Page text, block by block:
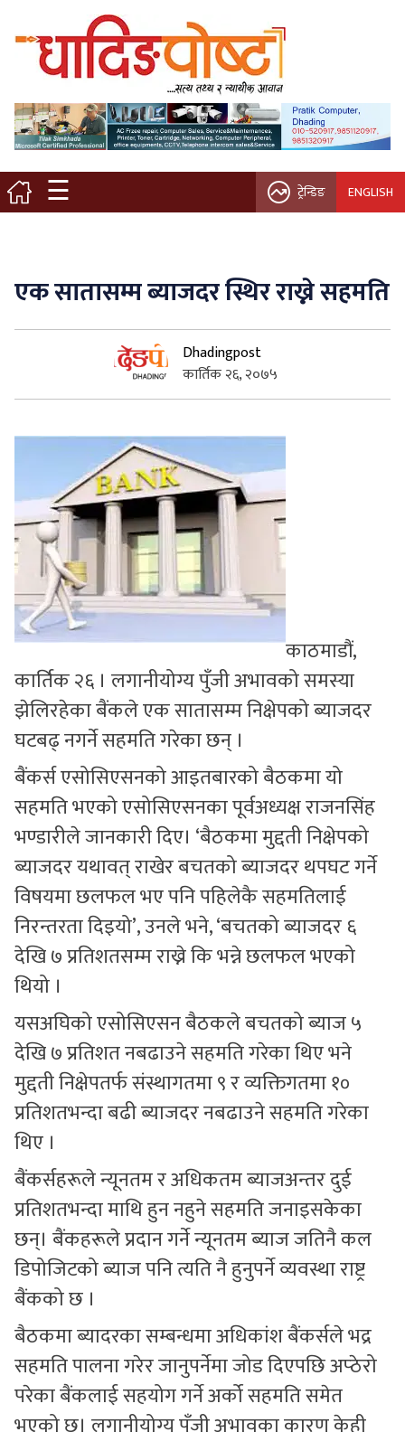
☰
मुख्य पृष्ठ
स्थानीय समाचार
विचार / ब्लग
नगर/गाउँ पालिका
प्रवास
सुचनाहरु
भिडियो
ट्रेन्डिङ ENGLISH
एक सातासम्म ब्याजदर स्थिर राख्ने सहमति
Dhadingpost
कार्तिक २६, २०७५
काठमाडौं,
कार्तिक २६ । लगानीयोग्य पुँजी अभावको समस्या
झेलिरहेका बैंकले एक सातासम्म निक्षेपको ब्याजदर
घटबढ् नगर्ने सहमति गरेका छन् ।
बैंकर्स एसोसिएसनको आइतबारको बैठकमा यो
सहमति भएको एसोसिएसनका पूर्वअध्यक्ष राजनसिंह
भण्डारीले जानकारी दिए। ‘बैठकमा मुद्दती निक्षेपको
ब्याजदर यथावत् राखेर बचतको ब्याजदर थपघट गर्ने
विषयमा छलफल भए पनि पहिलेकै सहमतिलाई
निरन्तरता दिइयो’, उनले भने, ‘बचतको ब्याजदर ६
देखि ७ प्रतिशतसम्म राख्ने कि भन्ने छलफल भएको
थियो ।
यसअघिको एसोसिएसन बैठकले बचतको ब्याज ५
देखि ७ प्रतिशत नबढाउने सहमति गरेका थिए भने
मुद्दती निक्षेपतर्फ संस्थागतमा ९ र व्यक्तिगतमा १०
प्रतिशतभन्दा बढी ब्याजदर नबढाउने सहमति गरेका
थिए ।
बैंकर्सहरूले न्यूनतम र अधिकतम ब्याजअन्तर दुई
प्रतिशतभन्दा माथि हुन नहुने सहमति जनाइसकेका
छन्। बैंकहरूले प्रदान गर्ने न्यूनतम ब्याज जतिनै कल
डिपोजिटको ब्याज पनि त्यति नै हुनुपर्ने व्यवस्था राष्ट्र
बैंकको छ ।
बैठकमा ब्यादरका सम्बन्धमा अधिकांश बैंकर्सले भद्र
सहमति पालना गरेर जानुपर्नेमा जोड दिएपछि अप्ठेरो
परेका बैंकलाई सहयोग गर्ने अर्को सहमति समेत